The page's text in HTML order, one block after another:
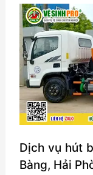
An
Lão,
Hải
Phòng
–
Uy
tín,
Giá
rẻ
Dịch vụ hút
Bàng, Hải